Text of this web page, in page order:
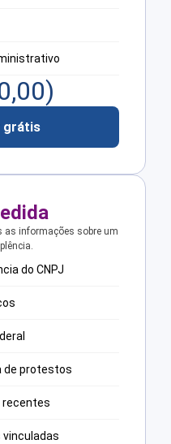
)
grátis
as informações sobre um
do CNPJ
de protestos
recentes
vinculadas